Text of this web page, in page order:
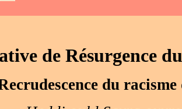
de Résurgence
du